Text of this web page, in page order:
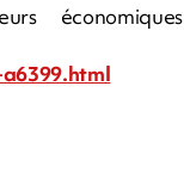
économiques